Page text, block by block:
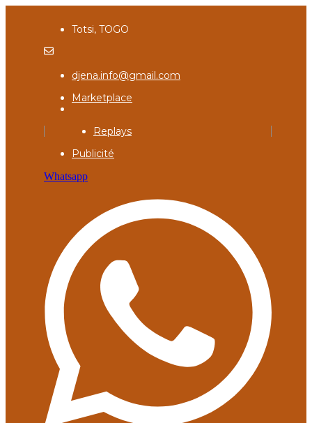
Totsi, TOGO
djena.info@gmail.com
Marketplace
Replays
Publicité
Whatsapp